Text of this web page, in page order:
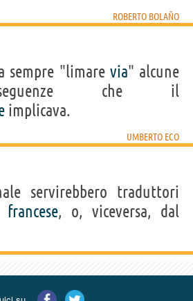
ROBERTO BOLAÑO
sempre "limare via" alcune
che il
implicava.
UMBERTO ECO
servirebbero traduttori
francese, o, viceversa, dal